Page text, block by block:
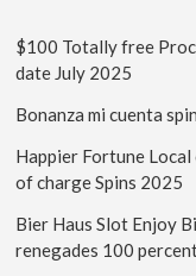
$100 Totally free
date July 2025
Bonanza mi cuenta
Happier Fortune
of charge Spins 2025
Bier Haus Slot Enjoy
renegades 100